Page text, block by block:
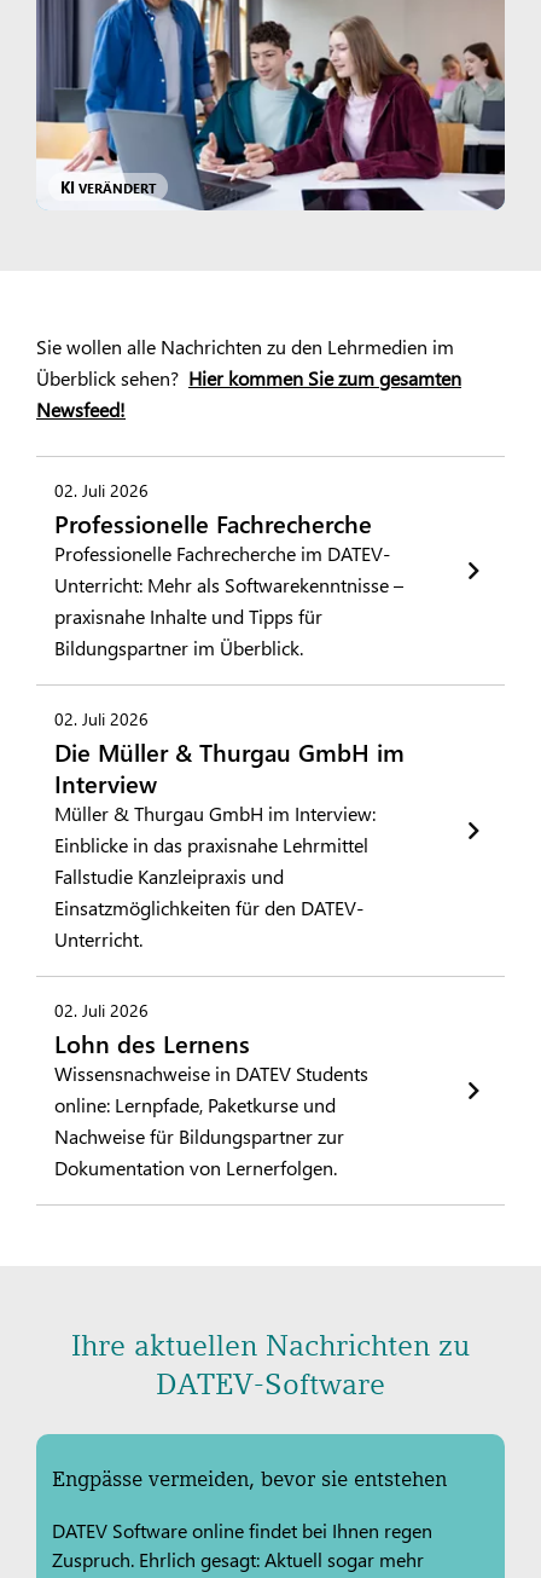
KI VERÄNDERT
Sie wollen alle Nachrichten zu den Lehrmedien im
Überblick sehen? Hier kommen Sie zum gesamten
Newsfeed!
02. Juli 2026
Professionelle Fachrecherche
Professionelle Fachrecherche im DATEV-
Unterricht: Mehr als Softwarekenntnisse –
praxisnahe Inhalte und Tipps für
Bildungspartner im Überblick.
02. Juli 2026
Die Müller & Thurgau GmbH im
Interview
Müller & Thurgau GmbH im Interview:
Einblicke in das praxisnahe Lehrmittel
Fallstudie Kanzleipraxis und
Einsatzmöglichkeiten für den DATEV-
Unterricht.
02. Juli 2026
Lohn des Lernens
Wissensnachweise in DATEV Students
online: Lernpfade, Paketkurse und
Nachweise für Bildungspartner zur
Dokumentation von Lernerfolgen.
Ihre aktuellen Nachrichten zu
DATEV-Software
Engpässe vermeiden, bevor sie entstehen
DATEV Software online findet bei Ihnen regen
Zuspruch. Ehrlich gesagt: Aktuell sogar mehr